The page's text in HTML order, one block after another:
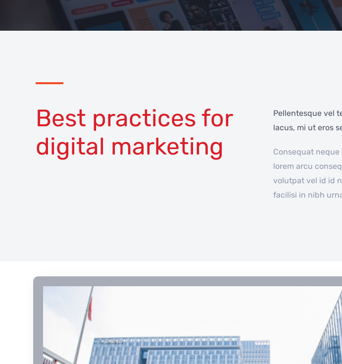
Best practices for
digital marketing
Pellentesque vel
lacus, mi ut eros
Consequat
lorem arcu
volutpat vel id id
facilisi in nibh